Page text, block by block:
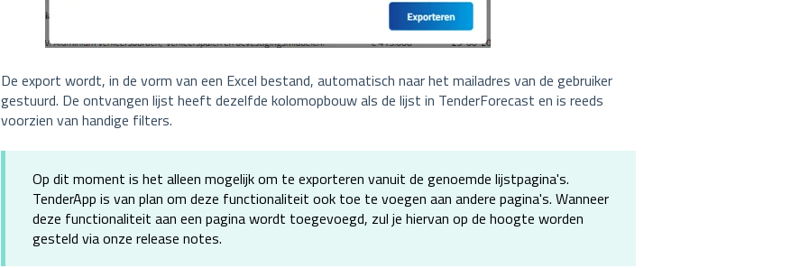
De export wordt, in de vorm van een Excel bestand, automatisch naar het mailadres van de gebruiker
gestuurd. De ontvangen lijst heeft dezelfde kolomopbouw als de lijst in TenderForecast en is reeds
voorzien van handige filters.
Op dit moment is het alleen mogelijk om te exporteren vanuit de genoemde lijstpagina's.
TenderApp is van plan om deze functionaliteit ook toe te voegen aan andere pagina's. Wanneer
deze functionaliteit aan een pagina wordt toegevoegd, zul je hiervan op de hoogte worden
gesteld via onze release notes.